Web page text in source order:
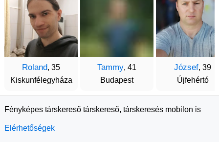
Roland, 35
Kiskunfélegyháza
Tammy, 41
Budapest
József, 39
Újfehértó
Fényképes társkereső társkereső, társkeresés mobilon is
Elérhetőségek